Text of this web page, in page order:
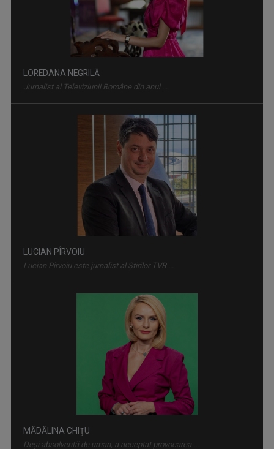
Bilanț critic al instabilității atmosferice: Zeci de localități
afectate de ...
Cu ajutorul lor, viaţa triufă. Documentarul „Transplantul,
povestea vieţii” ...
APADOR-CH a câștigat procesul cu Guvernul pentru
comunicarea hotărârilor de ...
LOREDANA NEGRILĂ
Jurnalist al Televiziunii Române din anul ...
LUCIAN PÎRVOIU
Lucian Pîrvoiu este jurnalist al Ştirilor TVR ...
MĂDĂLINA CHIŢU
Deși absolventă de uman, a acceptat provocarea ...